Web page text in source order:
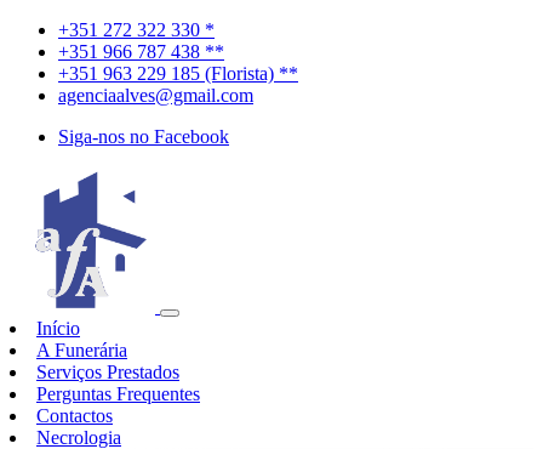
+351 272 322 330 *
+351 966 787 438 **
+351 963 229 185 (Florista) **
agenciaalves@gmail.com
Siga-nos no Facebook
Início
A Funerária
Serviços Prestados
Perguntas Frequentes
Contactos
Necrologia